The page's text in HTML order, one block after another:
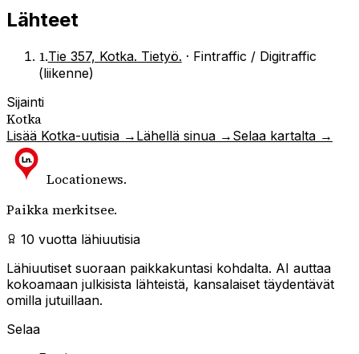
Lähteet
1.Tie 357, Kotka. Tietyö. · Fintraffic / Digitraffic
(liikenne)
Sijainti
Kotka
Lisää Kotka-uutisia → Lähellä sinua → Selaa kartalta →
Locationews.
Paikka merkitsee.
10 vuotta lähiuutisia
Lähiuutiset suoraan paikkakuntasi kohdalta. AI auttaa
kokoamaan julkisista lähteistä, kansalaiset täydentävät
omilla jutuillaan.
Selaa